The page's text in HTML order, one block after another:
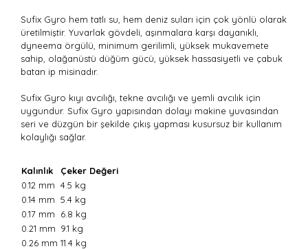
Sufix Gyro hem tatlı su, hem deniz suları için çok yönlü olarak
üretilmiştir. Yuvarlak gövdeli, aşınmalara karşı dayanıklı,
dyneema örgülü, minimum gerilimli, yüksek mukavemete
sahip, olağanüstü düğüm gücü, yüksek hassasiyetli ve çabuk
batan ip misinadır.
Sufix Gyro kıyı avcılığı, tekne avcılığı ve yemli avcılık için
uygundur. Sufix Gyro yapısından dolayı makine yuvasından
seri ve düzgün bir şekilde çıkış yapması kusursuz bir kullanım
kolaylığı sağlar.
Kalınlık
Çeker Değeri
0.12 mm 4.5 kg
0.14 mm 5.4 kg
0.17 mm
6.8 kg
0.21 mm 9.1 kg
0.26 mm 11.4 kg